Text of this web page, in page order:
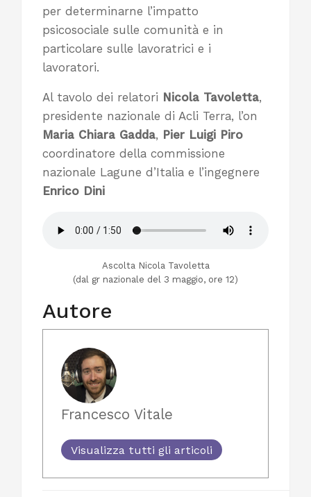
per determinarne l’impatto
psicosociale sulle comunità e in
particolare sulle lavoratrici e i
lavoratori.
Al tavolo dei relatori Nicola Tavoletta,
presidente nazionale di Acli Terra, l’on
Maria Chiara Gadda, Pier Luigi Piro
coordinatore della commissione
nazionale Lagune d’Italia e l’ingegnere
Enrico Dini
Ascolta Nicola Tavoletta
(dal gr nazionale del 3 maggio, ore 12)
Autore
Francesco Vitale
Visualizza tutti gli articoli